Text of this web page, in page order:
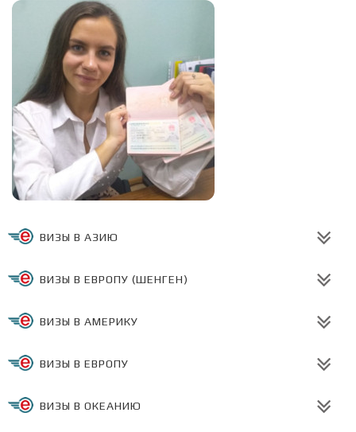
ВИЗЫ В АЗИЮ
ВИЗЫ В ЕВРОПУ (ШЕНГЕН)
ВИЗЫ В АМЕРИКУ
ВИЗЫ В ЕВРОПУ
ВИЗЫ В ОКЕАНИЮ